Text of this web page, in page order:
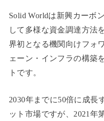
Solid Worldは新興カーボ
して多様な資金調達方法
界初となる機関向けフォ
ェーン・インフラの構築
トです。
2030年までに50倍に成長
ット市場ですが、2021年